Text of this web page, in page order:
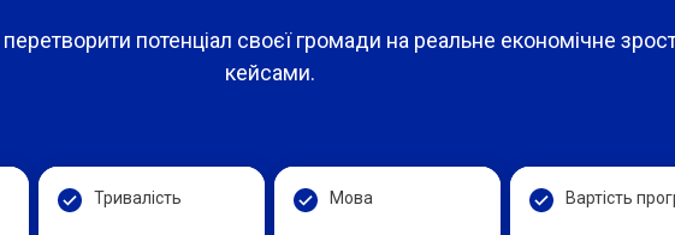
потенціал своєї громади на реальне економічне
кейсами.
Тривалість Мова Вартість